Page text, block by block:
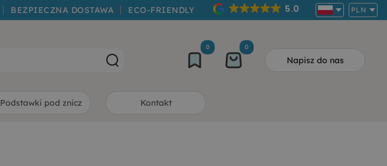
BEZPIECZNA DOSTAWA ECO-FRIENDLY 5.0 PLN
0 0
Napisz do nas
Podstawki pod znicz Kontakt